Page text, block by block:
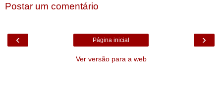
Postar um comentário
‹ ›
Página inicial
Ver versão para a web